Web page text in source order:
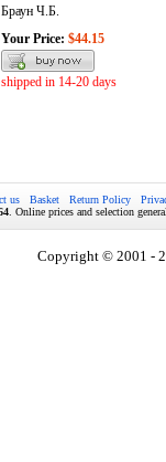
Браун Ч.Б.
Your Price: $44.15
shipped in 14-20 days
us Basket Return Policy
. Online prices and selection
Copyright © 2001 -